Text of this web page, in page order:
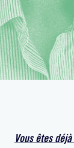
Vous êtes déjà